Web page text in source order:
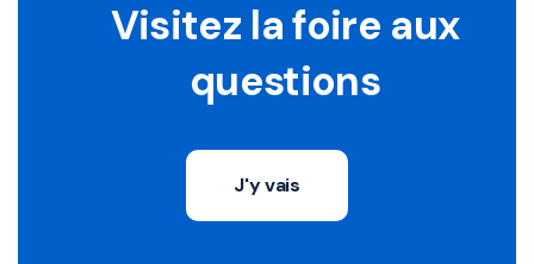
Visitez la foire aux
questions
J'y vais